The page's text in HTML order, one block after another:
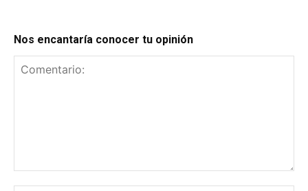
Nos encantaría conocer tu opinión